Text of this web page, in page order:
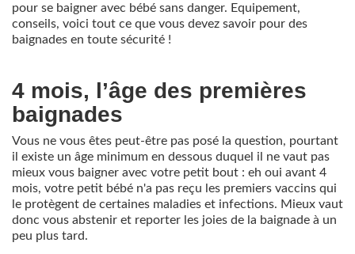
pour se baigner avec bébé sans danger. Equipement,
conseils, voici tout ce que vous devez savoir pour des
baignades en toute sécurité !
4 mois, l’âge des premières
baignades
Vous ne vous êtes peut-être pas posé la question, pourtant
il existe un âge minimum en dessous duquel il ne vaut pas
mieux vous baigner avec votre petit bout : eh oui avant 4
mois, votre petit bébé n'a pas reçu les premiers vaccins qui
le protègent de certaines maladies et infections. Mieux vaut
donc vous abstenir et reporter les joies de la baignade à un
peu plus tard.